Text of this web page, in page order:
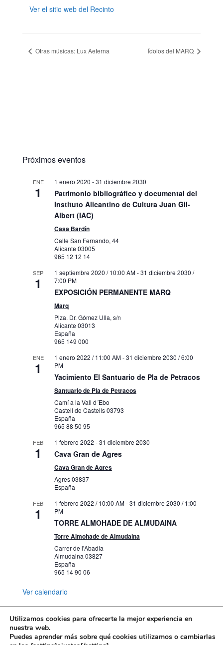
Ver el sitio web del Recinto
Otras músicas: Lux Aeterna Ídolos del MARQ
Próximos eventos
ENE
1
1 enero 2020 -31 diciembre 2030
Patrimonio bibliográfico y documental del
Instituto Alicantino de Cultura Juan Gil-
Albert (IAC)
Casa Bardín
Calle San Fernando, 44
Alicante 03005
965 12 12 14
SEP
1
1 septiembre 2020 / 10:00 AM-31 diciembre 2030 /
7:00 PM
EXPOSICIÓN PERMANENTE MARQ
Marq
Plza. Dr. Gómez Ulla, s/n
Alicante 03013
España
965 149 000
ENE
1
1 enero 2022 / 11:00 AM-31 diciembre 2030 / 6:00
PM
Yacimiento El Santuario de Pla de Petracos
Santuario de Pla de Petracos
Camí a la Vall d´Ebo
Castell de Castells03793
España
965 88 50 95
FEB
1
1 febrero 2022 -31 diciembre 2030
Cava Gran de Agres
Cava Gran de Agres
Agres03837
España
FEB
1
1 febrero 2022 / 10:00 AM-31 diciembre 2030 / 1:00
PM
TORRE ALMOHADE DE ALMUDAINA
Torre Almohade de Almudaina
Carrer de l'Abadia
Almudaina 03827
España
965 14 90 06
Ver calendario
Mapa web Política de Privacidad
Utilizamos cookies para ofrecerte la mejor experiencia en
nuestra web.
Puedes aprender más sobre qué cookies utilizamos o cambiarlas